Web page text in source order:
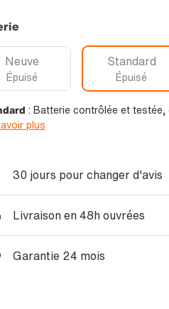
Neuve
Épuisé
Standard
Épuisé
: Batterie contrôlée et testée,
plus
30 jours pour changer d'avis
Livraison en 48h ouvrées
Garantie 24 mois